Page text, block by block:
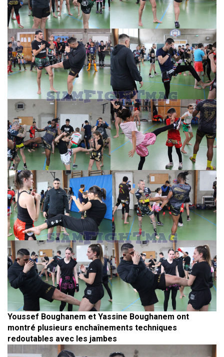
Youssef Boughanem et Yassine Boughanem ont
montré plusieurs enchaînements techniques
redoutables avec les jambes